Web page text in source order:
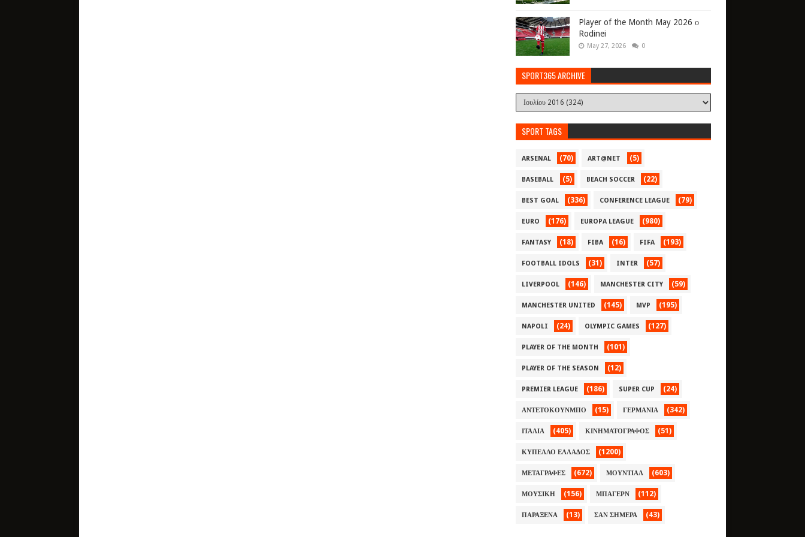
Player of the Month May 2026 ο
Rodinei
May 27, 2026 0
SPORT365 ARCHIVE
SPORT TAGS
ARSENAL (70) ART@NET (5)
BASEBALL (5) BEACH SOCCER (22)
BEST GOAL (336) CONFERENCE LEAGUE (79)
EURO (176) EUROPA LEAGUE (980)
FANTASY (18) FIBA (16) FIFA (193)
FOOTBALL IDOLS (31) INTER (57)
LIVERPOOL (146) MANCHESTER CITY (59)
MANCHESTER UNITED (145) MVP (195)
NAPOLI (24) OLYMPIC GAMES (127)
PLAYER OF THE MONTH (101)
PLAYER OF THE SEASON (12)
PREMIER LEAGUE (186) SUPER CUP (24)
ΑΝΤΕΤΟΚΟΥΝΜΠΟ (15) ΓΕΡΜΑΝΙΑ (342)
ΙΤΑΛΙΑ (405) ΚΙΝΗΜΑΤΟΓΡΑΦΟΣ (51)
ΚΥΠΕΛΛΟ ΕΛΛΑΔΟΣ (1200)
ΜΕΤΑΓΡΑΦΕΣ (672) ΜΟΥΝΤΙΑΛ (603)
ΜΟΥΣΙΚΗ (156) ΜΠΑΓΕΡΝ (112)
ΠΑΡΑΞΕΝΑ (13) ΣΑΝ ΣΗΜΕΡΑ (43)